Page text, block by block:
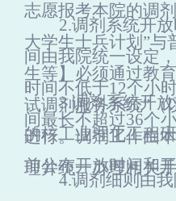
志愿报考本院的调
大学生士兵计划”与
生等】必须通过教
试调剂服务系统”（
进行。调剂工作由
理并统一办理相关
2.调剂系统开
间由我院统一设定
时间不低于12个小
间最长不超过36个小
3.调剂系统开
的核工业理化工程
前公布开放时间和开
4.调剂细则由